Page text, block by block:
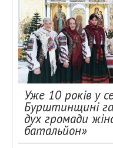
Уже 10 років у
Бурштинщині
дух громади
батальйон»